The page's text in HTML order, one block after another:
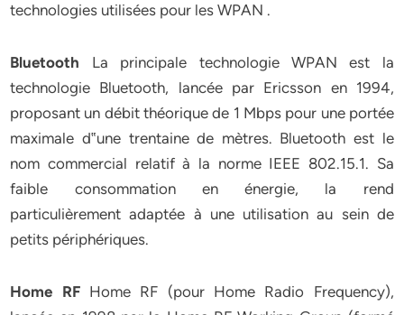
technologies utilisées pour les WPAN .
Bluetooth La principale technologie WPAN est la
technologie Bluetooth, lancée par Ericsson en 1994,
proposant un débit théorique de 1 Mbps pour une portée
maximale d‟une trentaine de mètres. Bluetooth est le
nom commercial relatif à la norme IEEE 802.15.1. Sa
faible consommation en énergie, la rend
particulièrement adaptée à une utilisation au sein de
petits périphériques.
Home RF Home RF (pour Home Radio Frequency),